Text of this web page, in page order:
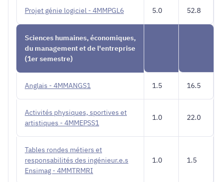
Projet génie logiciel - 4MMPGL6 5.0 52.8
Sciences humaines, économiques,
du management et de l'entreprise
(1er semestre)
Anglais - 4MMANGS1 1.5 16.5
Activités physiques, sportives et
artistiques - 4MMEPSS1
1.0 22.0
Tables rondes métiers et
responsabilités des ingénieur.e.s
Ensimag - 4MMTRMRI
1.0 1.5